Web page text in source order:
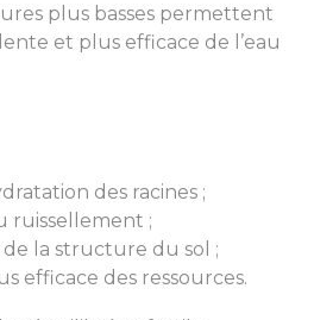
plus basses permettent
et plus efficace de l’eau
des racines ;
ruissellement ;
la structure du sol ;
efficace des ressources.